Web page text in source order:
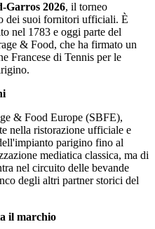
Garros 2026, il torneo
dei suoi fornitori ufficiali. È
nel 1783 e oggi parte del
& Food, che ha firmato un
Francese di Tennis per le
& Food Europe (SBFE),
nella ristorazione ufficiale e
parigino fino al
mediatica classica, ma di
nel circuito delle bevande
degli altri partner storici del
il marchio